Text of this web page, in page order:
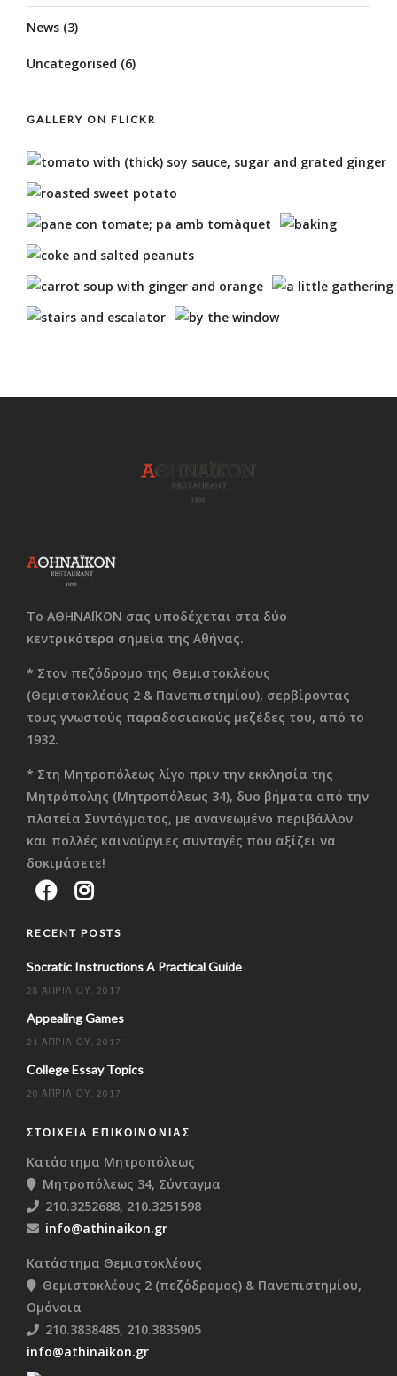
News (3)
Uncategorised (6)
GALLERY ON FLICKR
Το ΑΘΗΝΑΪΚΟΝ σας υποδέχεται στα δύο
κεντρικότερα σημεία της Αθήνας.
* Στον πεζόδρομο της Θεμιστοκλέους
(Θεμιστοκλέους 2 & Πανεπιστημίου), σερβίροντας
τους γνωστούς παραδοσιακούς μεζέδες του, από το
1932.
* Στη Μητροπόλεως λίγο πριν την εκκλησία της
Μητρόπολης (Μητροπόλεως 34), δυο βήματα από την
πλατεία Συντάγματος, με ανανεωμένο περιβάλλον
και πολλές καινούργιες συνταγές που αξίζει να
δοκιμάσετε!
RECENT POSTS
Socratic Instructions A Practical Guide
28 ΑΠΡΙΛΊΟΥ, 2017
Appealing Games
21 ΑΠΡΙΛΊΟΥ, 2017
College Essay Topics
20 ΑΠΡΙΛΊΟΥ, 2017
ΣΤΟΙΧΕΊΑ ΕΠΙΚΟΙΝΩΝΊΑΣ
Κατάστημα Μητροπόλεως
Μητροπόλεως 34, Σύνταγμα
210.3252688, 210.3251598
info@athinaikon.gr
Κατάστημα Θεμιστοκλέους
Θεμιστοκλέους 2 (πεζόδρομος) & Πανεπιστημίου,
Ομόνοια
210.3838485, 210.3835905
info@athinaikon.gr